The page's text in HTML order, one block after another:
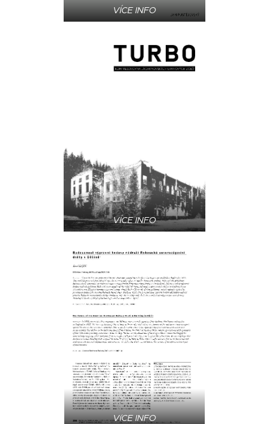
VÍCE INFO
VÍCE INFO
VíCE INFO